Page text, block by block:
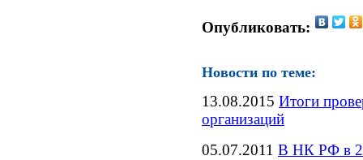
Опубликовать:
Новости по теме:
13.08.2015 Итоги
организаций
05.07.2011 В НК РФ в